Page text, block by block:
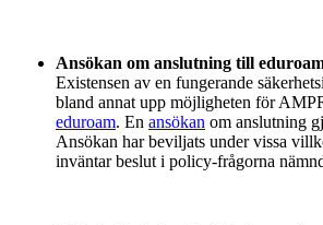
Ansökan om anslutning till
Existensen av en fungerande
bland annat upp möjligheten för
eduroam. En ansökan om anslutning
Ansökan har beviljats under vissa
inväntar beslut i policy-frågorna